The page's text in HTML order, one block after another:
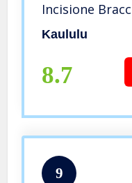
Incisione
Nomi
(Black-1)
Kaululu
8.7
9